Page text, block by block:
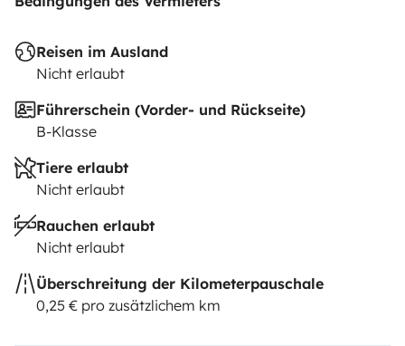
Reisen im Ausland
Nicht erlaubt
Führerschein (Vorder- und Rückseite)
B-Klasse
Tiere erlaubt
Nicht erlaubt
Rauchen erlaubt
Nicht erlaubt
Überschreitung der Kilometerpauschale
0,25 € pro zusätzlichem km